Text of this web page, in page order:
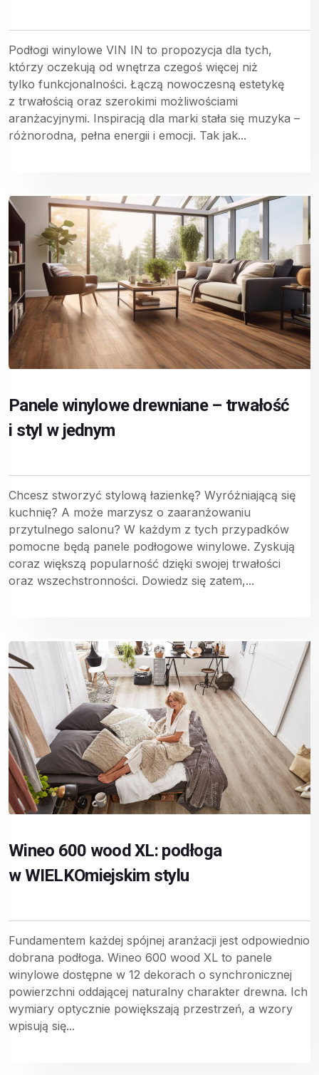
Podłogi winylowe VIN IN to propozycja dla tych,
którzy oczekują od wnętrza czegoś więcej niż
tylko funkcjonalności. Łączą nowoczesną estetykę
z trwałością oraz szerokimi możliwościami
aranżacyjnymi. Inspiracją dla marki stała się muzyka –
różnorodna, pełna energii i emocji. Tak jak...
Panele winylowe drewniane – trwałość
i styl w jednym
Chcesz stworzyć stylową łazienkę? Wyróżniającą się
kuchnię? A może marzysz o zaaranżowaniu
przytulnego salonu? W każdym z tych przypadków
pomocne będą panele podłogowe winylowe. Zyskują
coraz większą popularność dzięki swojej trwałości
oraz wszechstronności. Dowiedz się zatem,...
Wineo 600 wood XL: podłoga
w WIELKOmiejskim stylu
Fundamentem każdej spójnej aranżacji jest odpowiednio
dobrana podłoga. Wineo 600 wood XL to panele
winylowe dostępne w 12 dekorach o synchronicznej
powierzchni oddającej naturalny charakter drewna. Ich
wymiary optycznie powiększają przestrzeń, a wzory
wpisują się...